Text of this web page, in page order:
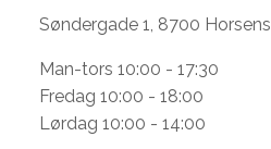
Søndergade 1, 8700 Horsens
Man-tors 10:00 - 17:30
Fredag 10:00 - 18:00
Lørdag 10:00 - 14:00